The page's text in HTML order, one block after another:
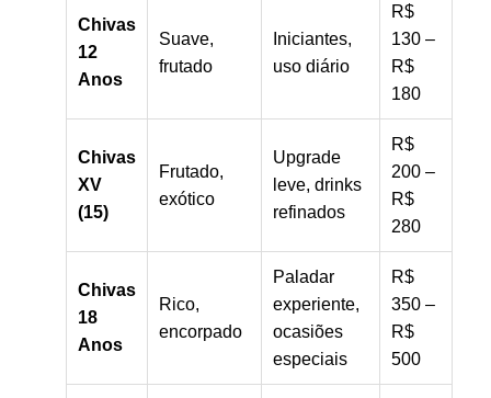
Chivas
12
Anos
Suave,
frutado
Iniciantes,
uso diário
R$
130 –
R$
180
Chivas
XV
(15)
Frutado,
exótico
Upgrade
leve, drinks
refinados
R$
200 –
R$
280
Chivas
18
Anos
Rico,
encorpado
Paladar
experiente,
ocasiões
especiais
R$
350 –
R$
500